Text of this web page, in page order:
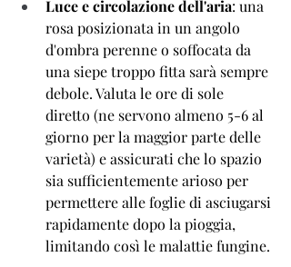
Luce e circolazione dell'aria: una
rosa posizionata in un angolo
d'ombra perenne o soffocata da
una siepe troppo fitta sarà sempre
debole. Valuta le ore di sole
diretto (ne servono almeno 5-6 al
giorno per la maggior parte delle
varietà) e assicurati che lo spazio
sia sufficientemente arioso per
permettere alle foglie di asciugarsi
rapidamente dopo la pioggia,
limitando così le malattie fungine.